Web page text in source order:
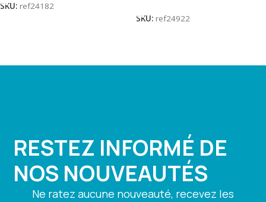
SKU: ref24182
SKU: ref24922
RESTEZ INFORMÉ DE
NOS NOUVEAUTÉS
Ne ratez aucune nouveauté, recevez les